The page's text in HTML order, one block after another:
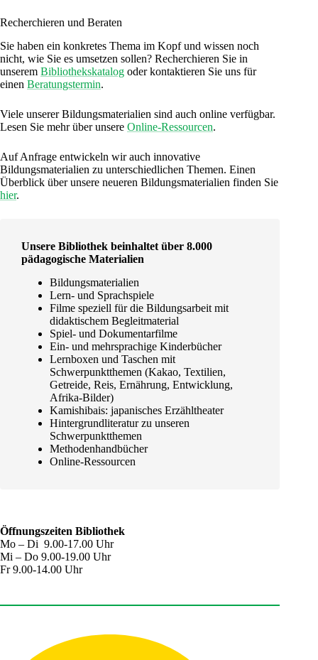
Recherchieren und Beraten
Sie haben ein konkretes Thema im Kopf und wissen noch
nicht, wie Sie es umsetzen sollen? Recherchieren Sie in
unserem Bibliothekskatalog oder kontaktieren Sie uns für
einen Beratungstermin.
Viele unserer Bildungsmaterialien sind auch online verfügbar.
Lesen Sie mehr über unsere Online-Ressourcen.
Auf Anfrage entwickeln wir auch innovative
Bildungsmaterialien zu unterschiedlichen Themen. Einen
Überblick über unsere neueren Bildungsmaterialien finden Sie
hier.
Unsere Bibliothek beinhaltet über 8.000
pädagogische Materialien
Bildungsmaterialien
Lern- und Sprachspiele
Filme speziell für die Bildungsarbeit mit
didaktischem Begleitmaterial
Spiel- und Dokumentarfilme
Ein- und mehrsprachige Kinderbücher
Lernboxen und Taschen mit
Schwerpunktthemen (Kakao, Textilien,
Getreide, Reis, Ernährung, Entwicklung,
Afrika-Bilder)
Kamishibais: japanisches Erzähltheater
Hintergrundliteratur zu unseren
Schwerpunktthemen
Methodenhandbücher
Online-Ressourcen
Öffnungszeiten Bibliothek
Mo – Di 9.00-17.00 Uhr
Mi – Do 9.00-19.00 Uhr
Fr 9.00-14.00 Uhr